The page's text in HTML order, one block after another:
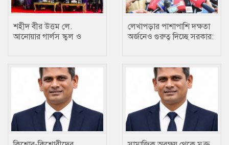
শহীদ বীর উত্তম লে.
আনোয়ার গার্লস স্কুল ও
লেখাপড়ার পাশাপাশি দক্ষতা
অর্জনেও গুরুত্ব দিচ্ছে সরকার: